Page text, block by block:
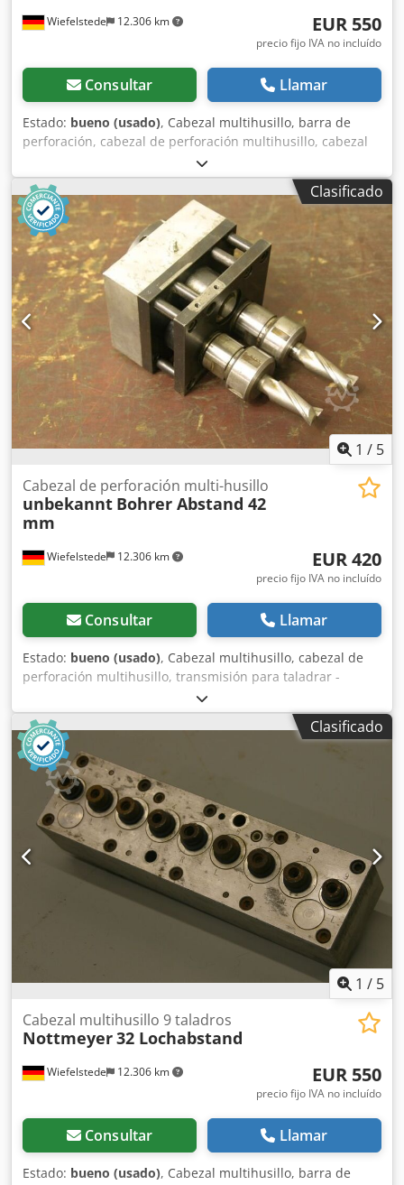
Wiefelstede 12.306 km EUR 550
precio fijo IVA no incluído
Consultar Llamar
Estado: bueno (usado), Cabezal multihusillo, barra de
perforación, cabezal de perforación multihusillo, cabezal
multihusillo articulado, taladradora de filas, cabezal de
perforación para espigas, taladradora para espigas, tren
de engranajes para taladrar Crjdpfxeb A R Rwj Aguef -
Cantidad: máx. 10 taladros -Portaherramientas: M8 -Giro:
alternado, a derecha/izquierda -Distancia entre taladros:
32 mm -Dimensiones: 350/95/A85 mm -Peso: 8 kg
Clasificado
1 / 5
Wiefelstede 12.306 km
Cabezal de perforación multi-husillo
unbekannt Bohrer Abstand 42
mm
EUR 420
precio fijo IVA no incluído
Consultar Llamar
Estado: bueno (usado), Cabezal multihusillo, cabezal de
perforación multihusillo, transmisión para taladrar -
Cabezal multihusillo -Número: máx. 2 brocas/fresas -
Mayor distancia entre centros de perforación: 42 mm -
Portabrocas superior: Ø 45 mm -Pinzas de sujeción
integradas: Ø 16 mm -Los cabezales multihusillo son
herramientas versátiles -para diversas operaciones, como
perforación, roscado, avellanado, refrentado -con los que
se pueden realizar varias perforaciones simultáneamente -
Dimensiones: 120/110/A220 mm Codpjb T Ti Ejfx Agusrf -
Peso: 5,6 kg
Clasificado
1 / 5
Wiefelstede 12.306 km
Cabezal multihusillo 9 taladros
Nottmeyer32 Lochabstand
EUR 550
precio fijo IVA no incluído
Consultar Llamar
Estado: bueno (usado), Cabezal multihusillo, barra de